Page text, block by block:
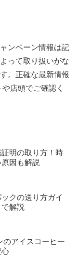
ンペーン情報は記
って取り扱いがな
。正確な最新情報
店頭でご確認く
明の取り方！時
因も解説
クの送り方ガイ
解説
のアイスコーヒー
心